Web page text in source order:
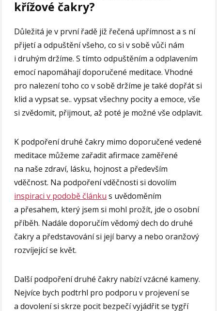
křížové čakry?
Důležitá je v první řadě již řečená upřímnost a s ní
přijetí a odpuštění všeho, co si v sobě vůči nám
i druhým držíme. S tímto odpuštěním a odplavením
emocí napomáhají doporučené meditace. Vhodné
pro nalezení toho co v sobě držíme je také dopřát si
klid a vypsat se.. vypsat všechny pocity a emoce, vše
si zvědomit, přijmout, až poté je možné vše odplavit.
K podpoření druhé čakry mimo doporučené vedené
meditace můžeme zařadit afirmace zaměřené
na naše zdraví, lásku, hojnost a především
vděčnost. Na podpoření vděčnosti si dovolím
inspiraci v podobě článku s uvědoměním
a přesahem, který jsem si mohl prožít, jde o osobní
příběh. Nadále doporučím vědomý dech do druhé
čakry a představování si její barvy a nebo oranžový
rozvíjející se květ.
Další podpoření druhé čakry nabízí vzácné kameny.
Nejvíce bych podtrhl pro podporu v projevení se
a dovolení si skrze pocit bezpečí vyjádřit se tygří